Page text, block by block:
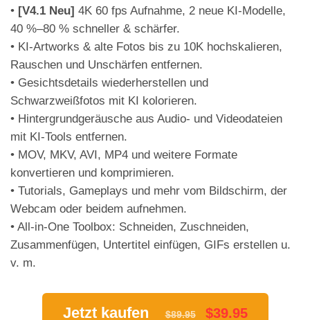
• [V4.1 Neu] 4K 60 fps Aufnahme, 2 neue KI-Modelle,
40 %–80 % schneller & schärfer.
• KI-Artworks & alte Fotos bis zu 10K hochskalieren,
Rauschen und Unschärfen entfernen.
• Gesichtsdetails wiederherstellen und
Schwarzweißfotos mit KI kolorieren.
• Hintergrundgeräusche aus Audio- und Videodateien
mit KI-Tools entfernen.
• MOV, MKV, AVI, MP4 und weitere Formate
konvertieren und komprimieren.
• Tutorials, Gameplays und mehr vom Bildschirm, der
Webcam oder beidem aufnehmen.
• All-in-One Toolbox: Schneiden, Zuschneiden,
Zusammenfügen, Untertitel einfügen, GIFs erstellen u.
v. m.
Jetzt kaufen $89.95 $39.95